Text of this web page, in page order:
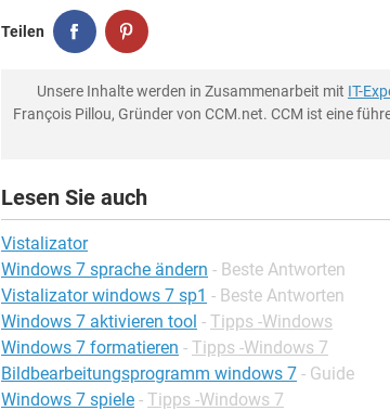
Teilen
Unsere Inhalte werden in Zusammenarbeit mit IT-
François Pillou, Gründer von CCM.net. CCM ist eine
Lesen Sie auch
Vistalizator
Windows 7 sprache ändern - Beste Antworten
Vistalizator windows 7 sp1 - Beste Antworten
Windows 7 aktivieren tool - Tipps -Windows
Windows 7 formatieren - Tipps -Windows 7
Bildbearbeitungsprogramm windows 7 - Guide
Windows 7 spiele - Tipps -Windows 7